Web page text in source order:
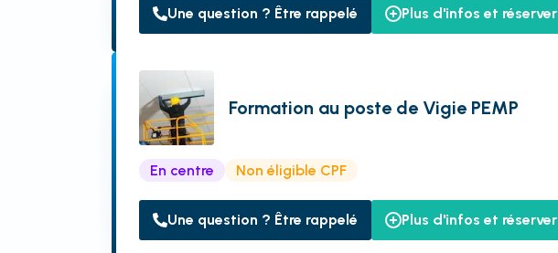
Une question ? Être rappelé Plus d'infos et réserver
Formation au poste de Vigie PEMP
En centre Non éligible CPF
Une question ? Être rappelé Plus d'infos et réserver